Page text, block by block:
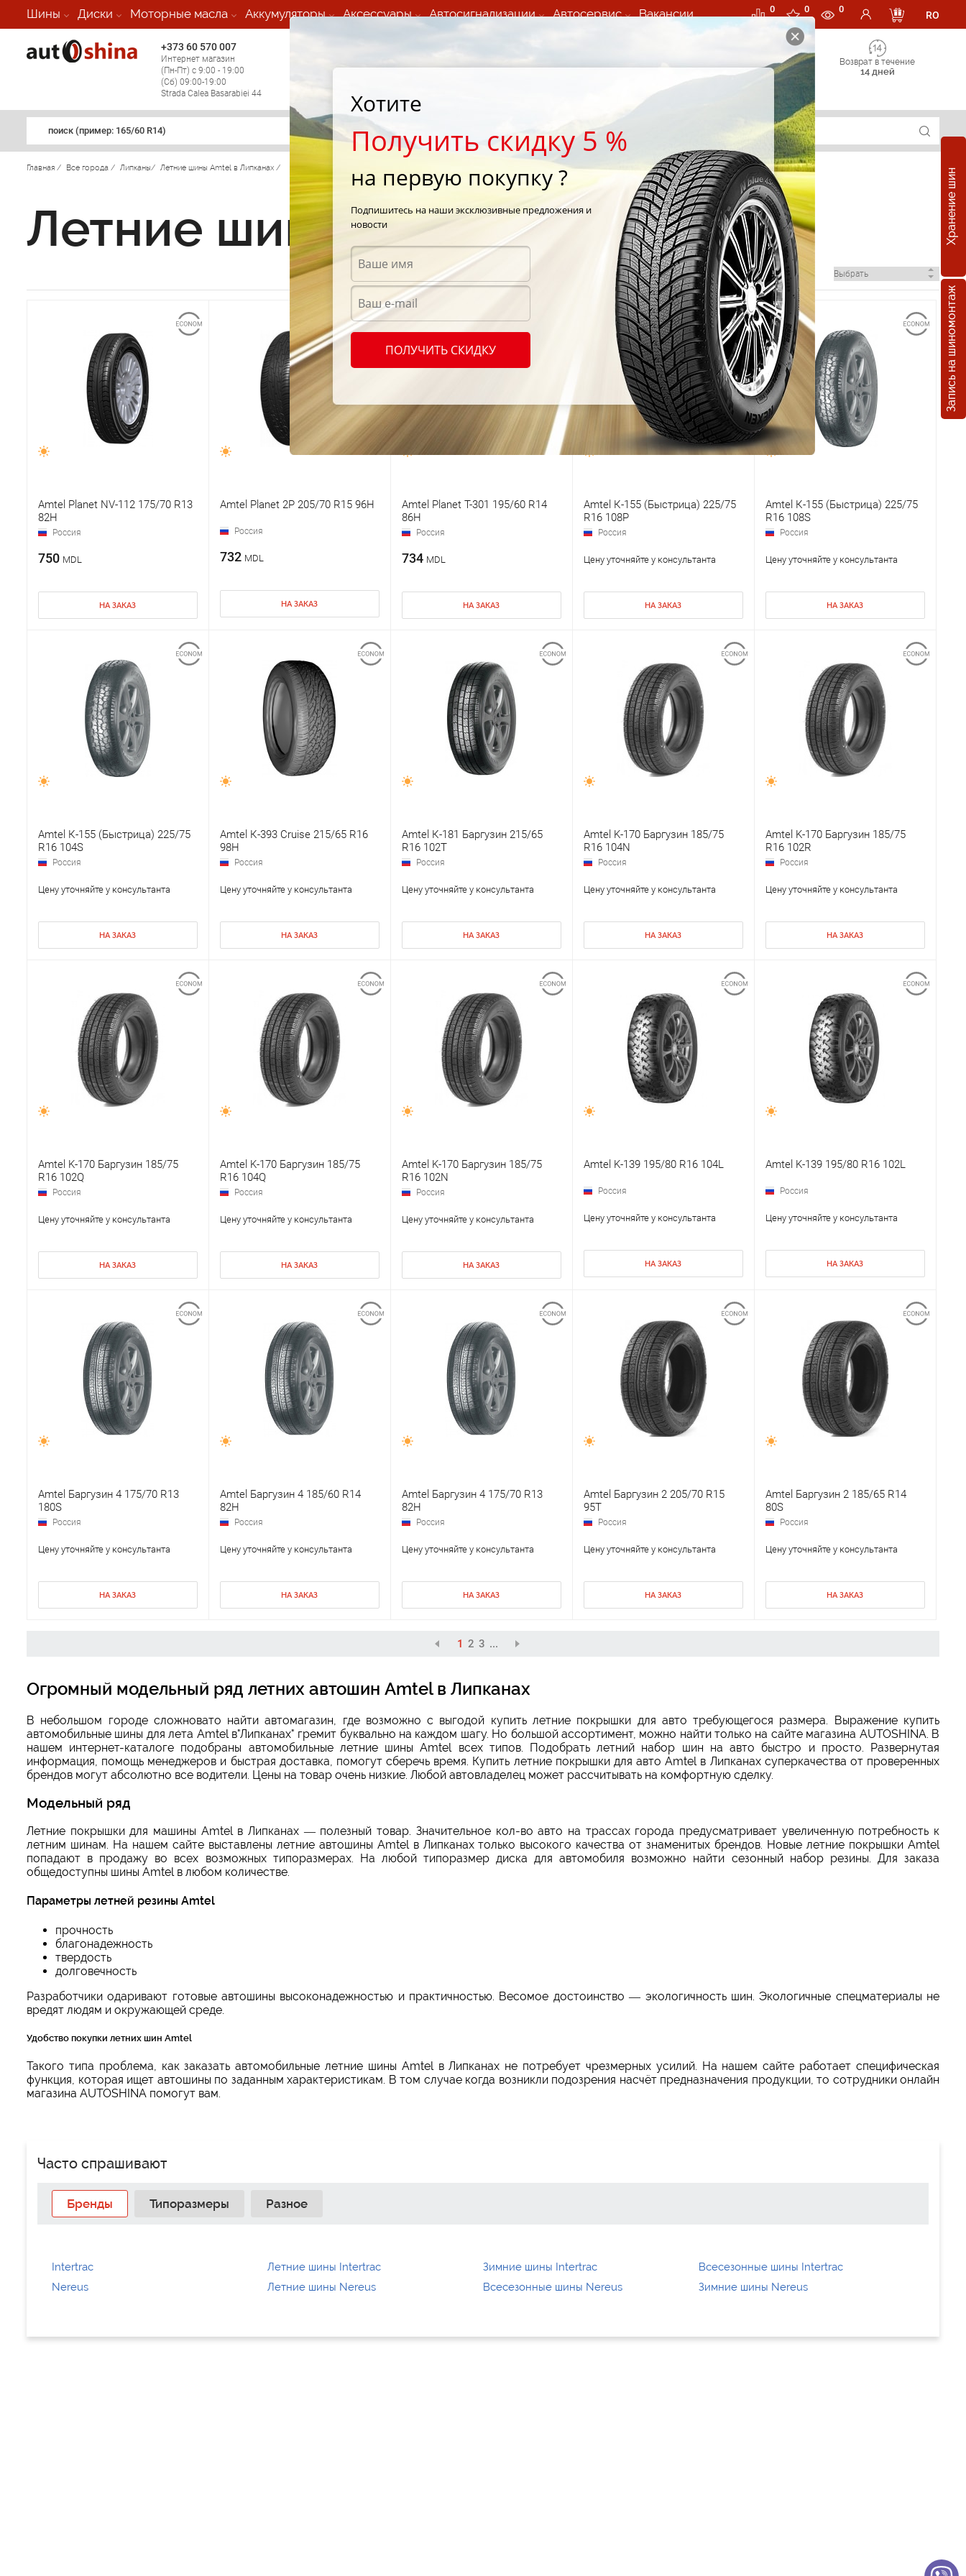
Шины Диски Моторные масла Аккумуляторы Аксессуары Автосигнализации Автосервис Вакансии 0 0 0
RO
+373 60 570 007
Интернет магазин
(Пн-Пт) с 9:00 - 19:00
(Сб) 09:00-19:00
Strada Calea Basarabiei 44
(круглосуточно по всем
(Пн-Пт) с 9:00 - 19:00
Возврат в течение
14 дней
поиск (примеp: 165/60 R14)
Хранение шин
Запись на шиномонтаж
Главная / Все города / Липканы/ Летние шины Amtel в Липканах /
Летние шины Amtel в Липканах
Amtel Planet NV-112 175/70 R13
82H
Россия
750 MDL
НА ЗАКАЗ
Amtel Planet 2P 205/70 R15 96H
Россия
732 MDL
НА ЗАКАЗ
Amtel Planet T-301 195/60 R14
86H
Россия
734 MDL
НА ЗАКАЗ
Amtel К-155 (Быстрица) 225/75
R16 108P
Россия
Цену уточняйте у консультанта
НА ЗАКАЗ
Amtel К-155 (Быстрица) 225/75
R16 108S
Россия
Цену уточняйте у консультанта
НА ЗАКАЗ
Amtel К-155 (Быстрица) 225/75
R16 104S
Россия
Цену уточняйте у консультанта
НА ЗАКАЗ
Amtel К-393 Cruise 215/65 R16
98H
Россия
Цену уточняйте у консультанта
НА ЗАКАЗ
Amtel К-181 Баргузин 215/65
R16 102T
Россия
Цену уточняйте у консультанта
НА ЗАКАЗ
Amtel K-170 Баргузин 185/75
R16 104N
Россия
Цену уточняйте у консультанта
НА ЗАКАЗ
Amtel K-170 Баргузин 185/75
R16 102R
Россия
Цену уточняйте у консультанта
НА ЗАКАЗ
Amtel K-170 Баргузин 185/75
R16 102Q
Россия
Цену уточняйте у консультанта
НА ЗАКАЗ
Amtel K-170 Баргузин 185/75
R16 104Q
Россия
Цену уточняйте у консультанта
НА ЗАКАЗ
Amtel K-170 Баргузин 185/75
R16 102N
Россия
Цену уточняйте у консультанта
НА ЗАКАЗ
Amtel K-139 195/80 R16 104L
Россия
Цену уточняйте у консультанта
НА ЗАКАЗ
Amtel K-139 195/80 R16 102L
Россия
Цену уточняйте у консультанта
НА ЗАКАЗ
Amtel Баргузин 4 175/70 R13
180S
Россия
Цену уточняйте у консультанта
НА ЗАКАЗ
Amtel Баргузин 4 185/60 R14
82H
Россия
Цену уточняйте у консультанта
НА ЗАКАЗ
Amtel Баргузин 4 175/70 R13
82H
Россия
Цену уточняйте у консультанта
НА ЗАКАЗ
Amtel Баргузин 2 205/70 R15
95T
Россия
Цену уточняйте у консультанта
НА ЗАКАЗ
Amtel Баргузин 2 185/65 R14
80S
Россия
Цену уточняйте у консультанта
НА ЗАКАЗ
1 2 3 ...
Огромный модельный ряд летних автошин Amtel в Липканах
В небольшом городе сложновато найти автомагазин, где возможно с выгодой купить летние покрышки для авто требующегося размера. Выражение купить
автомобильные шины для лета Amtel в"Липканах" гремит буквально на каждом шагу. Но большой ассортимент, можно найти только на сайте магазина AUTOSHINA. В
нашем интернет-каталоге подобраны автомобильные летние шины Amtel всех типов. Подобрать летний набор шин на авто быстро и просто. Развернутая
информация, помощь менеджеров и быстрая доставка, помогут сберечь время. Купить летние покрышки для авто Amtel в Липканах суперкачества от проверенных
брендов могут абсолютно все водители. Цены на товар очень низкие. Любой автовладелец может рассчитывать на комфортную сделку.
Модельный ряд
Летние покрышки для машины Amtel в Липканах — полезный товар. Значительное кол-во авто на трассах города предусматривает увеличенную потребность к
летним шинам. На нашем сайте выставлены летние автошины Amtel в Липканах только высокого качества от знаменитых брендов. Новые летние покрышки Amtel
попадают в продажу во всех возможных типоразмерах. На любой типоразмер диска для автомобиля возможно найти сезонный набор резины. Для заказа
общедоступны шины Amtel в любом количестве.
Параметры летней резины Amtel
прочность
благонадежность
твердость
долговечность
Разработчики одаривают готовые автошины высоконадежностью и практичностью. Весомое достоинство — экологичность шин. Экологичные спецматериалы не
вредят людям и окружающей среде.
Удобство покупки летних шин Amtel
Такого типа проблема, как заказать автомобильные летние шины Amtel в Липканах не потребует чрезмерных усилий. На нашем сайте работает специфическая
функция, которая ищет автошины по заданным характеристикам. В том случае когда возникли подозрения насчёт предназначения продукции, то сотрудники онлайн
магазина AUTOSHINA помогут вам.
Часто спрашивают
Бренды Типоразмеры Разное
Intertrac Летние шины Intertrac Зимние шины Intertrac
Всесезонные шины Intertrac
Nereus
Летние шины Nereus Всесезонные шины Nereus Зимние шины Nereus
Хотите
Получить скидку 5 %
на первую покупку ?
Подпишитесь на наши эксклюзивные предложения и
новости
ПОЛУЧИТЬ СКИДКУ